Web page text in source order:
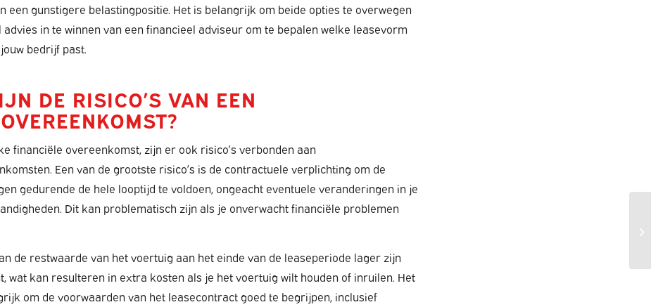
een gunstigere belastingpositie. Het is belangrijk om beide opties te overwegen
advies in te winnen van een financieel adviseur om te bepalen welke leasevorm
bedrijf past.
DE RISICO’S VAN EEN
financiële overeenkomst, zijn er ook risico’s verbonden aan
Een van de grootste risico’s is de contractuele verplichting om de
gedurende de hele looptijd te voldoen, ongeacht eventuele veranderingen in je
Dit kan problematisch zijn als je onverwacht financiële problemen
de restwaarde van het voertuig aan het einde van de leaseperiode lager zijn
wat kan resulteren in extra kosten als je het voertuig wilt houden of inruilen. Het
om de voorwaarden van het leasecontract goed te begrijpen, inclusief